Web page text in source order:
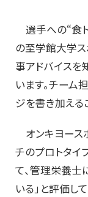
選手への“食
の至学館大学
事アドバイスを
います。チー
ジを書き加える
オンキヨース
チのプロトタイ
て、管理栄養士
いる」と評価し